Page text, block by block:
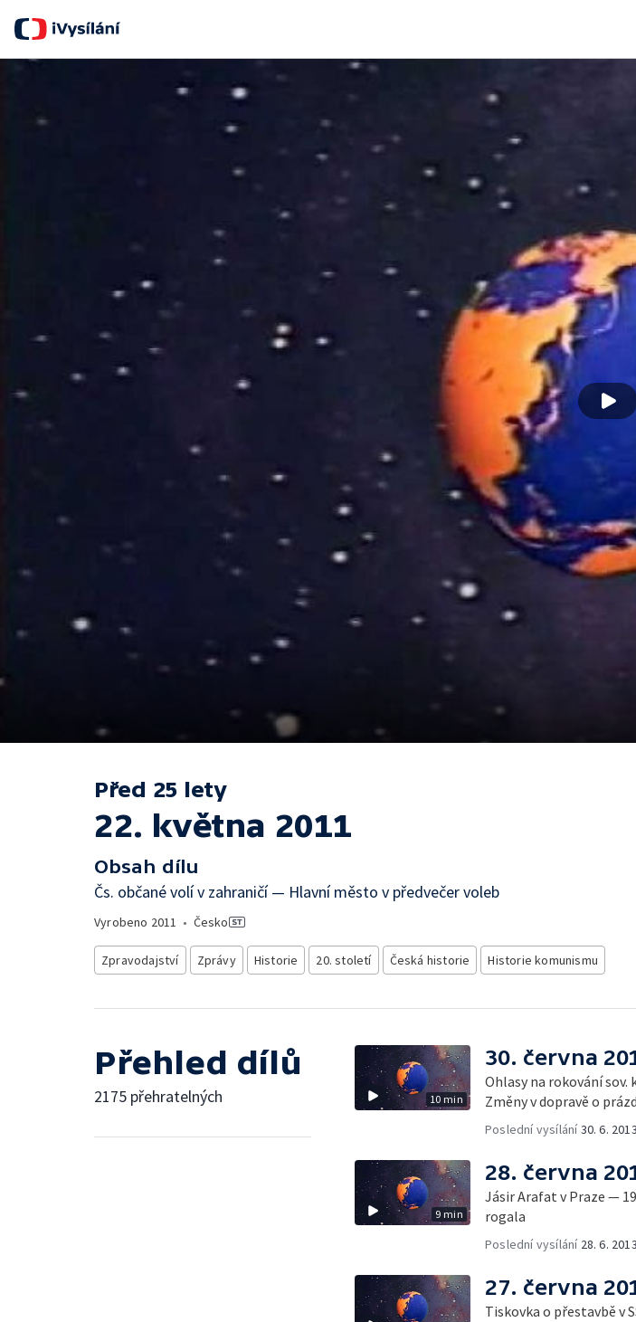
Před 25 lety
22. května 2011
Obsah dílu
Čs. občané volí v zahraničí — Hlavní město v předvečer voleb
Vyrobeno 2011 • Česko
Zpravodajství Zprávy Historie 20. století Česká historie Historie komunismu
Přehled dílů
2175 přehratelných 10 min
30. června
Ohlasy na rokování
Změny v dopravě o
Poslední vysílání30. 6. 2013
9 min
28. června
Jásir Arafat v Praze —
rogala
Poslední vysílání 28. 6. 2013
27. června
Tiskovka o přestavbě v